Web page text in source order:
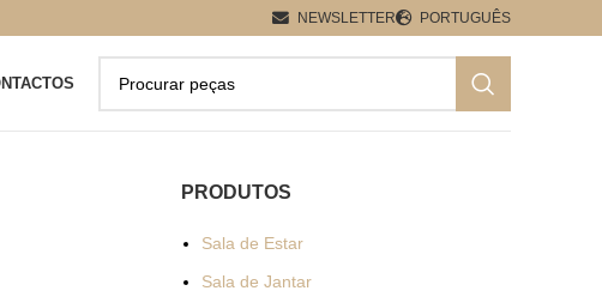
NEWSLETTER PORTUGUÊS
PRODUTOS
Sala de Estar
Sala de Jantar